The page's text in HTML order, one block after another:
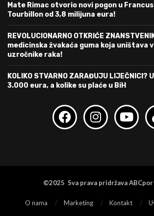
Mate Rimac otvorio novi pogon u
Tourbillon od 3,8 milijuna eura!
REVOLUCIONARNO OTKRIĆE
medicinska žvakaća guma koja uništava
uzročnike raka!
KOLIKO STVARNO ZARAĐUJU
3.000 eura, a kolike su plaće u BiH
©2025 Sva prava pridržava
O nama Marketing Kontakt